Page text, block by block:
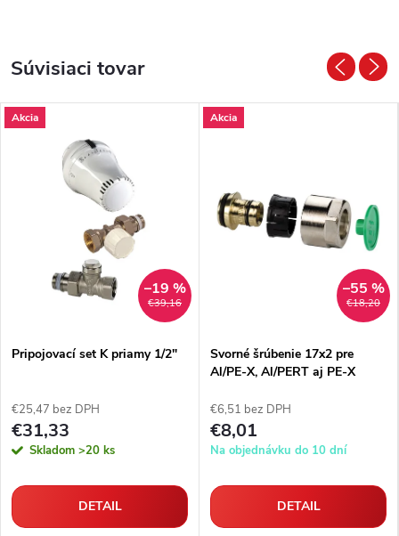
Súvisiaci tovar
Akcia
€39,16
–19 %
Pripojovací set K priamy 1/2"
€25,47 bez DPH
€31,33
Skladom >20 ks
DETAIL
Akcia
€18,20
–55 %
Svorné šrúbenie 17x2 pre
Al/PE-X, Al/PERT aj PE-X
€6,51 bez DPH
€8,01
Na objednávku do 10 dní
DETAIL